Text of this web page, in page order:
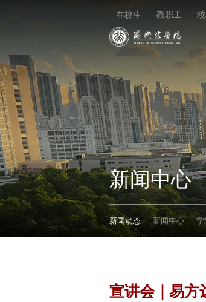
在校生 教职工
新闻中心
新闻动态 新闻中心 学
宣讲会｜易